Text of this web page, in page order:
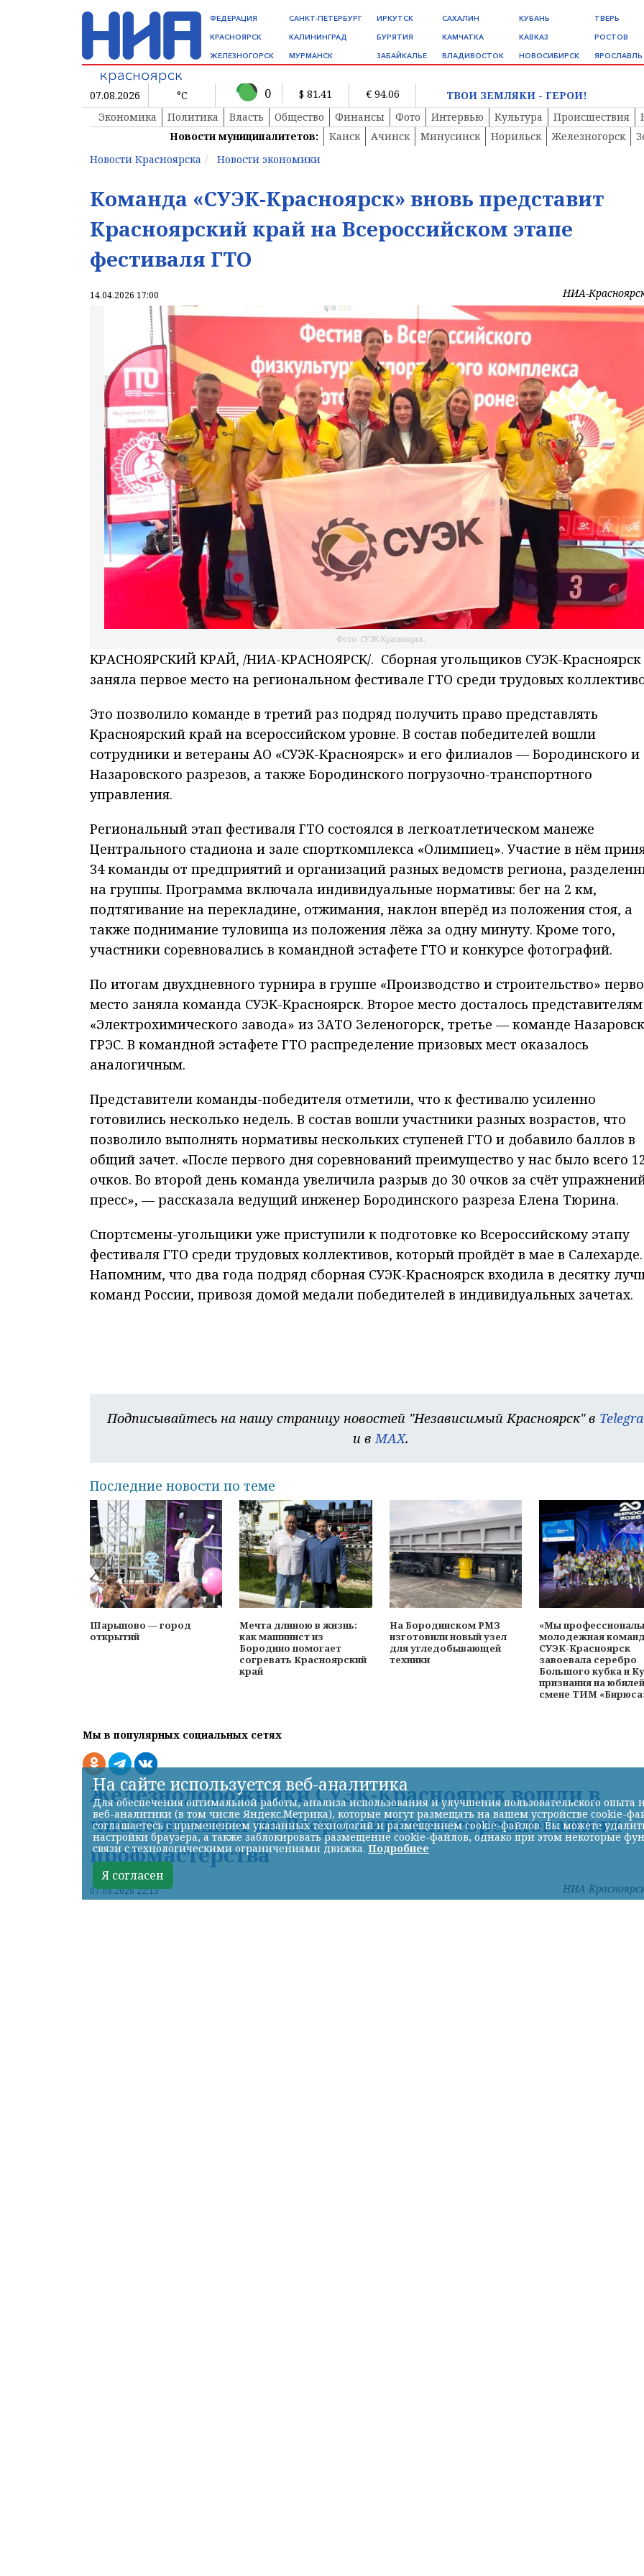
ФЕДЕРАЦИЯ
КРАСНОЯРСК
ЖЕЛЕЗНОГОРСК
САНКТ-ПЕТЕРБУРГ
КАЛИНИНГРАД
МУРМАНСК
ИРКУТСК
БУРЯТИЯ
ЗАБАЙКАЛЬЕ
САХАЛИН
КАМЧАТКА
ВЛАДИВОСТОК
КУБАНЬ
КАВКАЗ
НОВОСИБИРСК
ТВЕРЬ
РОСТОВ
ЯРОСЛАВЛЬ
07.08.2026 °C 0 $ 81.41 € 94.06
ТВОИ ЗЕМЛЯКИ - ГЕРОИ!
Экономика
Политика Власть Общество Финансы Фото Интервью Культура Происшествия
Новости муниципалитетов:
Канск Ачинск Минусинск Норильск Железногорск
Новости Красноярска
Новости экономики
Команда «СУЭК-Красноярск» вновь представит
Красноярский край на Всероссийском этапе
фестиваля ГТО
14.04.2026 17:00 НИА-
Фото: СУЭК-Красноярск.
КРАСНОЯРСКИЙ КРАЙ, /НИА-КРАСНОЯРСК/. Сборная угольщиков СУЭК-Красноярск
заняла первое место на региональном фестивале ГТО среди трудовых
Это позволило команде в третий раз подряд получить право представлять
Красноярский край на всероссийском уровне. В состав победителей вошли
сотрудники и ветераны АО «СУЭК-Красноярск» и его филиалов — Бородинского и
Назаровского разрезов, а также Бородинского погрузочно-транспортного
управления.
Региональный этап фестиваля ГТО состоялся в легкоатлетическом манеже
Центрального стадиона и зале спорткомплекса «Олимпиец». Участие в нём
34 команды от предприятий и организаций разных ведомств региона,
на группы. Программа включала индивидуальные нормативы: бег на 2 км,
подтягивание на перекладине, отжимания, наклон вперёд из положения стоя, а
также поднимание туловища из положения лёжа за одну минуту. Кроме того,
участники соревновались в командной эстафете ГТО и конкурсе фотографий.
По итогам двухдневного турнира в группе «Производство и строительство»
место заняла команда СУЭК-Красноярск. Второе место досталось представителям
«Электрохимического завода» из ЗАТО Зеленогорск, третье — команде
ГРЭС. В командной эстафете ГТО распределение призовых мест оказалось
аналогичным.
Представители команды-победителя отметили, что к фестивалю усиленно
готовились несколько недель. В состав вошли участники разных возрастов, что
позволило выполнять нормативы нескольких ступеней ГТО и добавило баллов в
общий зачет. «После первого дня соревнований преимущество у нас было всего
очков. Во второй день команда увеличила разрыв до 30 очков за счёт
пресс», — рассказала ведущий инженер Бородинского разреза Елена Тюрина.
Спортсмены-угольщики уже приступили к подготовке ко Всероссийскому этапу
фестиваля ГТО среди трудовых коллективов, который пройдёт в мае в Салехарде.
Напомним, что два года подряд сборная СУЭК-Красноярск входила в десятку
команд России, привозя домой медали победителей в индивидуальных зачетах.
Подписывайтесь на нашу страницу новостей "Независимый Красноярск" в
и в MAX.
Последние новости по теме
Шарыпово — город
открытий
Мечта длиною в жизнь:
как машинист из
Бородино помогает
согревать Красноярский
край
На Бородинском РМЗ
изготовили новый узел
для угледобывающей
техники
«Мы
молодежная
СУЭК-Красноярск
завоевала серебро
Большого кубка и
признания на
смене ТИМ
Мы в популярных социальных сетях
Железнодорожники СУЭК-Красноярск вошли в
число лучших на Всероссийских соревнованиях
профмастерства
07.08.2026 22:13 НИА-
На сайте используется веб-аналитика
Для обеспечения оптимальной работы, анализа использования и улучшения пользовательского опыта
веб-аналитики (в том числе Яндекс.Метрика), которые могут размещать на вашем устройстве cookie-
соглашаетесь с применением указанных технологий и размещением cookie-файлов. Вы можете
настройки браузера, а также заблокировать размещение cookie-файлов, однако при этом некоторые
связи с технологическими ограничениями движка. Подробнее
Я согласен